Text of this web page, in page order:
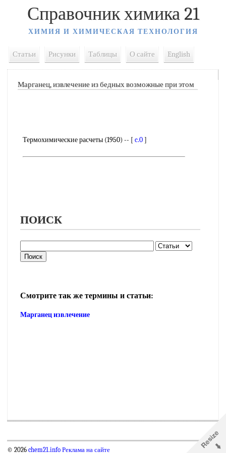
Справочник химика 21
ХИМИЯ И ХИМИЧЕСКАЯ ТЕХНОЛОГИЯ
Статьи Рисунки Таблицы О сайте English
Марганец, извлечение из бедных возможные при этом
Термохимические расчеты (1950) -- [ c.0]
ПОИСК
Смотрите так же термины и статьи:
Марганец извлечение
© 2026 chem21.info Реклама на сайте